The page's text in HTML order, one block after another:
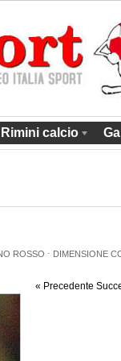
Rimini calcio
ROSSO ⋅ DIMENSIONE
« Precedente